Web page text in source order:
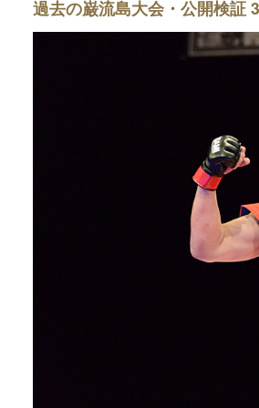
過去の巌流島大会・公開検証 3